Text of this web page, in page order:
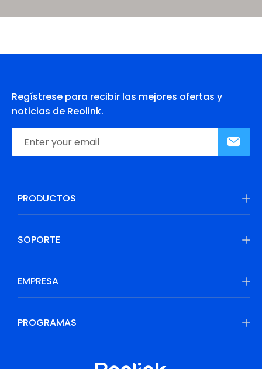
Regístrese para recibir las mejores ofertas y
noticias de Reolink.
PRODUCTOS
SOPORTE
EMPRESA
PROGRAMAS